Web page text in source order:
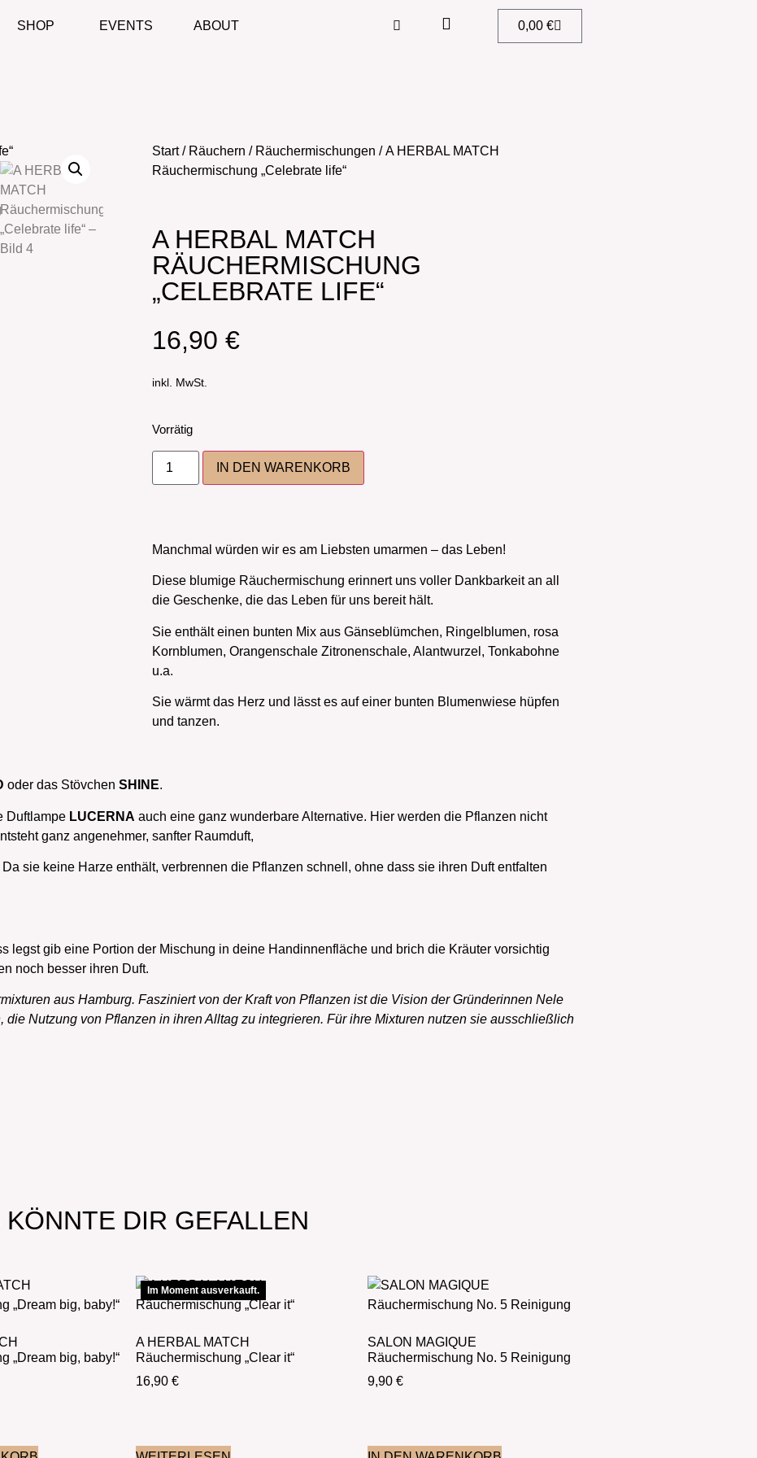
SHOP EVENTS ABOUT 0,00€
Start/ Räuchern / Räuchermischungen / A HERBAL MATCH
Räuchermischung „Celebrate life“
A HERBAL MATCH
RÄUCHERMISCHUNG
„CELEBRATE LIFE“
16,90 €
inkl. MwSt.
Vorrätig
IN DEN WARENKORB
Manchmal würden wir es am Liebsten umarmen – das Leben!
Diese blumige Räuchermischung erinnert uns voller Dankbarkeit an all
die Geschenke, die das Leben für uns bereit hält.
Sie enthält einen bunten Mix aus Gänseblümchen, Ringelblumen, rosa
Kornblumen, Orangenschale Zitronenschale, Alantwurzel, Tonkabohne
u.a.
Sie wärmt das Herz und lässt es auf einer bunten Blumenwiese hüpfen
und tanzen.
oder das Stövchen SHINE.
Duftlampe LUCERNA auch eine ganz wunderbare Alternative. Hier werden die Pflanzen nicht
ganz angenehmer, sanfter Raumduft,
sie keine Harze enthält, verbrennen die Pflanzen schnell, ohne dass sie ihren Duft entfalten
legst gib eine Portion der Mischung in deine Handinnenfläche und brich die Kräuter vorsichtig
noch besser ihren Duft.
aus Hamburg. Fasziniert von der Kraft von Pflanzen ist die Vision der Gründerinnen Nele
Nutzung von Pflanzen in ihren Alltag zu integrieren. Für ihre Mixturen nutzen sie ausschließlich
KÖNNTE DIR GEFALLEN
„Dream big, baby!“
Im Moment ausverkauft.
A HERBAL MATCH
Räuchermischung „Clear it“
16,90 €
SALON MAGIQUE
Räuchermischung No. 5 Reinigung
9,90 €